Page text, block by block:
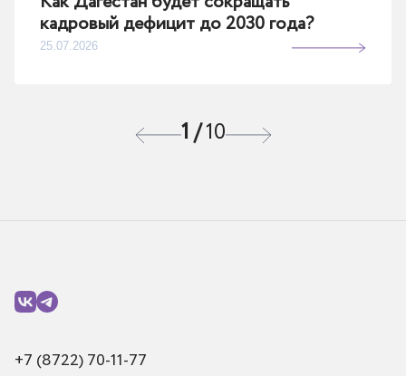
1/10
кадровый дефицит до 2030 года?
25.07.2026
+7 (8722) 70-11-77